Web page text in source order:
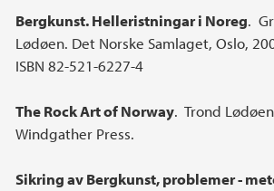
Bergkunst. Helleristningar i Noreg.
Lødøen. Det Norske Samlaget, Oslo,
ISBN 82-521-6227-4
The Rock Art of Norway. Trond
Windgather Press.
Sikring av Bergkunst, problemer -